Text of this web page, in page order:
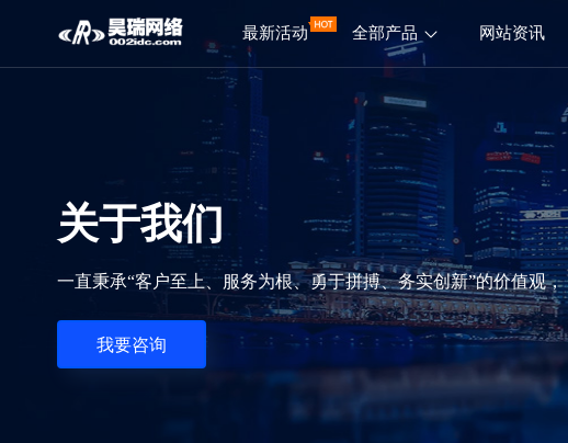
最新活动 全部产品 网站资讯
关于我们
一直秉承“客户至上、服务为根、勇于拼搏、务实创新”的价值观，
我要咨询